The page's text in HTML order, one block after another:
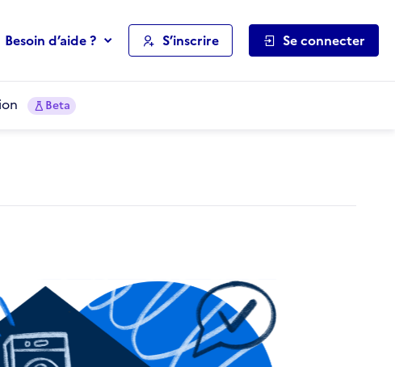
Besoin d’aide ? S’inscrire Se connecter
Beta